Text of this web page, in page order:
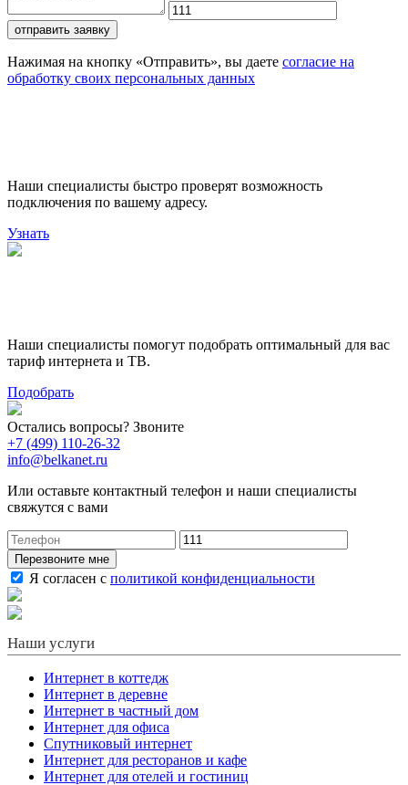
отправить заявку
Нажимая на кнопку «Отправить», вы даете согласие на
обработку своих персональных данных
Наши специалисты быстро проверят возможность
подключения по вашему адресу.
Узнать
Наши специалисты помогут подобрать оптимальный для вас
тариф интернета и ТВ.
Подобрать
Остались вопросы? Звоните
+7 (499) 110-26-32
info@belkanet.ru
Или оставьте контактный телефон и наши специалисты
свяжутся с вами
Перезвоните мне
Я согласен с политикой конфиденциальности
Наши услуги
Интернет в коттедж
Интернет в деревне
Интернет в частный дом
Интернет для офиса
Спутниковый интернет
Интернет для ресторанов и кафе
Интернет для отелей и гостиниц